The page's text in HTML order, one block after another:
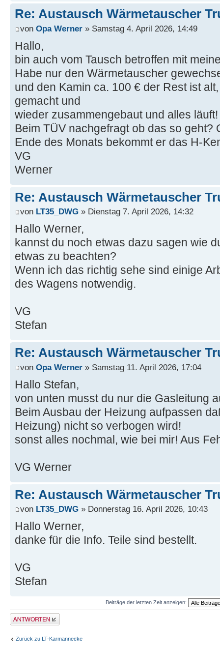
Re: Austausch Wärmetauscher
von Opa Werner » Samstag 4. April 2026, 14:49
Hallo,
bin auch vom Tausch betroffen mit
Habe nur den Wärmetauscher
und den Kamin ca. 100 € der Rest ist
gemacht und
wieder zusammengebaut und alles läuft!
Beim TÜV nachgefragt ob das so geht?
Ende des Monats bekommt er das H-
VG
Werner
Re: Austausch Wärmetauscher
von LT35_DWG » Dienstag 7. April 2026, 14:32
Hallo Werner,
kannst du noch etwas dazu sagen wie
etwas zu beachten?
Wenn ich das richtig sehe sind einige
des Wagens notwendig.
VG
Stefan
Re: Austausch Wärmetauscher
von Opa Werner » Samstag 11. April 2026, 17:04
Hallo Stefan,
von unten musst du nur die Gasleitung
Beim Ausbau der Heizung aufpassen
Heizung) nicht so verbogen wird!
sonst alles nochmal, wie bei mir! Aus
VG Werner
Re: Austausch Wärmetauscher
von LT35_DWG » Donnerstag 16. April 2026, 10:43
Hallo Werner,
danke für die Info. Teile sind bestellt.
VG
Stefan
Beiträge der letzten Zeit anzeigen:
Antwort erstellen
Zurück zu LT-Karmannecke